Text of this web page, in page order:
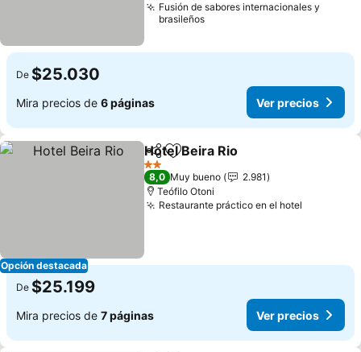
Fusión de sabores internacionales y
brasileños
De $25.030
Mira precios de 6 páginas Ver precios
Opción destacada
CompartirAgregar a favoritos
Hotel Beira Rio
2 Estrellas
8,0 Muy bueno
2.981
Teófilo Otoni
Restaurante práctico en el hotel
De $25.199
Mira precios de 7 páginas Ver precios